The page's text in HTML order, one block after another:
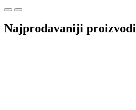
Najprodavaniji proizvodi